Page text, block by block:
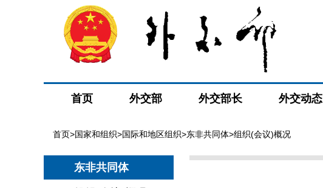
首页 外交部 外交部长 外交动态
首页>国家和组织>国际和地区组织>东非共同体>组织(会议)概况
东非共同体